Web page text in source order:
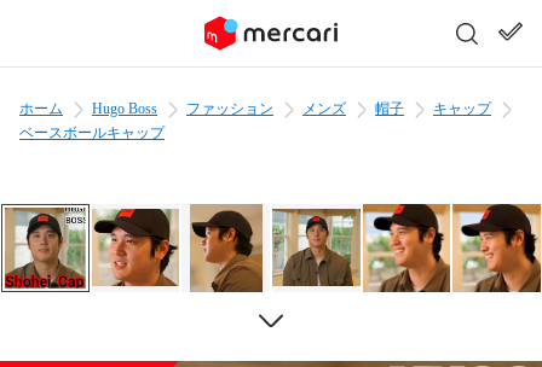
ホーム Hugo Boss ファッション メンズ 帽子
キャップ
ベースボールキャップ